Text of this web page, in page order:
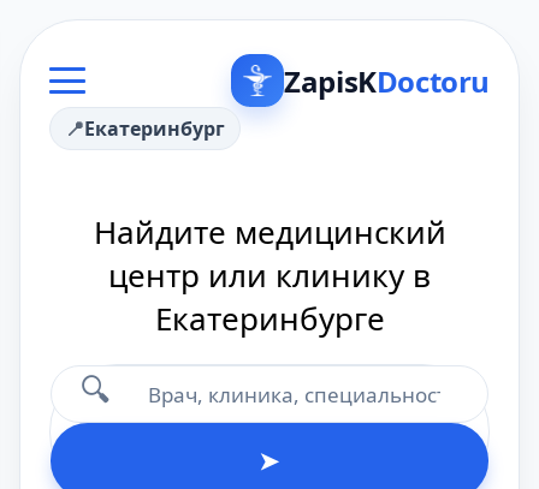
ZapisKDoctoru
Екатеринбург
Найдите медицинский
центр или клинику в
Екатеринбурге
🔍
➤